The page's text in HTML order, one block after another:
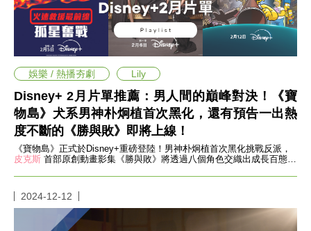
美
味
具
手
機
桌
布
樂
明
Disney+ 2月片單推薦：男人間的巔峰對決！《寶
物島》犬系男神朴炯植首次黑化，還有預告一出熱
度不斷的《勝與敗》即將上線！
《寶物島》正式於Disney+重磅登陸！男神朴炯植首次黑化挑戰反派，
皮克斯 首部原創動畫影集《勝與敗》將透過八個角色交織出成長百態，
娛樂 / 熱播夯劇 Lily
2024-12-12